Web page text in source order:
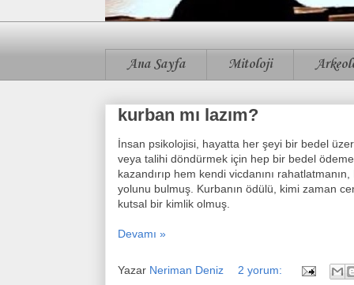
Ana Sayfa Mitoloji
kurban mı lazım?
İnsan psikolojisi, hayatta her şeyi bir bedel
veya talihi döndürmek için hep bir bedel
kazandırıp hem kendi vicdanını
yolunu bulmuş. Kurbanın ödülü, kimi zaman
kutsal bir kimlik olmuş.
Devamı »
Yazar Neriman Deniz
2 yorum: